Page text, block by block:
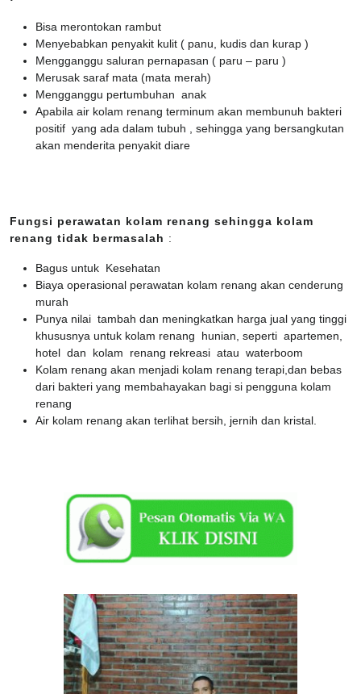
Bisa merontokan rambut
Menyebabkan penyakit kulit ( panu, kudis dan kurap )
Mengganggu saluran pernapasan ( paru – paru )
Merusak saraf mata (mata merah)
Mengganggu pertumbuhan anak
Apabila air kolam renang terminum akan membunuh bakteri
positif yang ada dalam tubuh , sehingga yang bersangkutan
akan menderita penyakit diare
Fungsi perawatan kolam renang sehingga kolam
renang tidak bermasalah :
Bagus untuk Kesehatan
Biaya operasional perawatan kolam renang akan cenderung
murah
Punya nilai tambah dan meningkatkan harga jual yang tinggi
khususnya untuk kolam renang hunian, seperti apartemen,
hotel dan kolam renang rekreasi atau waterboom
Kolam renang akan menjadi kolam renang terapi,dan bebas
dari bakteri yang membahayakan bagi si pengguna kolam
renang
Air kolam renang akan terlihat bersih, jernih dan kristal.